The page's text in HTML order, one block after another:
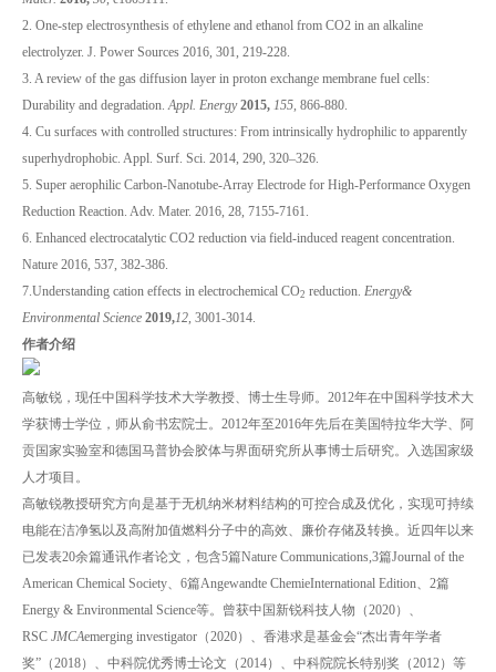
2. One-step electrosynthesis of ethylene and ethanol from CO2 in an alkaline
electrolyzer. J. Power Sources 2016, 301, 219-228.
3. A review of the gas diffusion layer in proton exchange membrane fuel cells:
Durability and degradation.Appl. Energy2015, 155, 866-880.
4. Cu surfaces with controlled structures: From intrinsically hydrophilic to apparently
superhydrophobic. Appl. Surf. Sci. 2014, 290, 320–326.
5. Super aerophilic Carbon-Nanotube-Array Electrode for High-Performance Oxygen
Reduction Reaction. Adv. Mater. 2016, 28, 7155-7161.
6. Enhanced electrocatalytic CO2 reduction via field-induced reagent concentration.
Nature 2016, 537, 382-386.
7.Understanding cation effects in electrochemical CO2 reduction. Energy&
Environmental Science 2019,12, 3001-3014.
作者介绍
高敏锐，现任中国科学技术大学教授、博士生导师。2012年在中国科学技术大
学获博士学位，师从俞书宏院士。2012年至2016年先后在美国特拉华大学、阿
贡国家实验室和德国马普协会胶体与界面研究所从事博士后研究。入选国家级
人才项目。
高敏锐教授研究方向是基于无机纳米材料结构的可控合成及优化，实现可持续
电能在洁净氢以及高附加值燃料分子中的高效、廉价存储及转换。近四年以来
已发表20余篇通讯作者论文，包含5篇Nature Communications,3篇Journal of the
American Chemical Society、6篇Angewandte ChemieInternational Edition、2篇
Energy & Environmental Science等。曾获中国新锐科技人物（2020）、
RSC JMCAemerging investigator（2020）、香港求是基金会“杰出青年学者
奖”（2018）、中科院优秀博士论文（2014）、中科院院长特别奖（2012）等